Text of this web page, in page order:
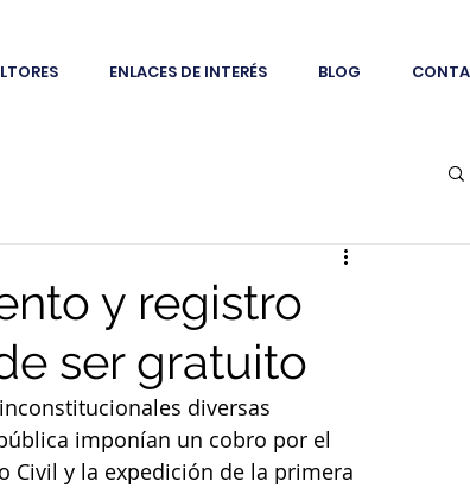
ENLACES DE INTERÉS BLOG
y registro
ser gratuito
diversas
imponían un cobro por el
Civil y la expedición de la primera